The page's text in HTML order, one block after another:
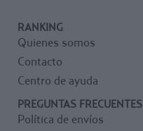
RANKING
Quienes somos
Contacto
Centro de ayuda
PREGUNTAS FRECUENTES
Política de envíos